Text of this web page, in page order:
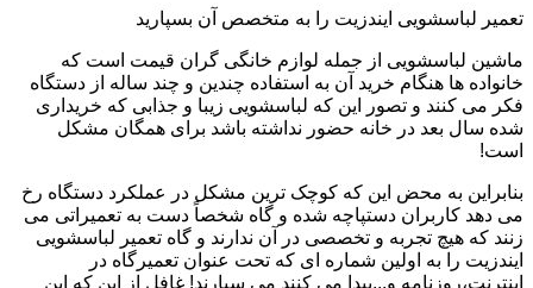
تعمیر لباسشویی ایندزیت را به متخصص آن بسپارید
ماشین لباسشویی از جمله لوازم خانگی گران قیمت است که
خانواده ها هنگام خرید آن به استفاده چندین و چند ساله از دستگاه
فکر می کنند و تصور این که لباسشویی زیبا و جذابی که خریداری
شده سال بعد در خانه حضور نداشته باشد برای همگان مشکل
است!
بنابراین به محض این که کوچک ترین مشکل در عملکرد دستگاه رخ
می دهد کاربران دستپاچه شده و گاه شخصاً دست به تعمیراتی می
زنند که هیچ تجربه و تخصصی در آن ندارند و گاه تعمیر لباسشویی
ایندزیت را به اولین شماره ای که تحت عنوان تعمیرگاه در
اینترنت،روزنامه و...پیدا می کنند می سپارند! غافل از این که این